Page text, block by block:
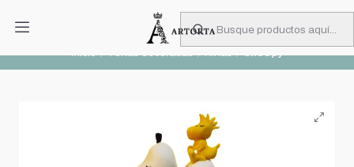
PIDA CON MUCHA ANTICIPACIÓN
Inicio Tortas decoradas Niñas Snoopy